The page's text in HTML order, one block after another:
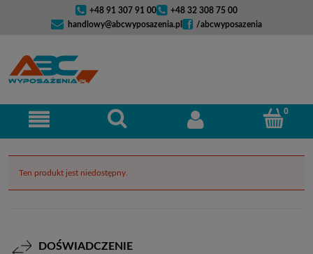
+48 91 307 91 00
+48 32 308 75 00
handlowy@abcwyposazenia.pl
/abcwyposazenia
Ten produkt jest niedostępny.
DOŚWIADCZENIE